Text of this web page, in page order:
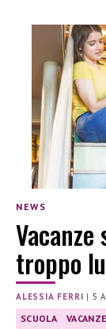
NEWS
troppo
ALESSIA FERRI | 5
SCUOLA